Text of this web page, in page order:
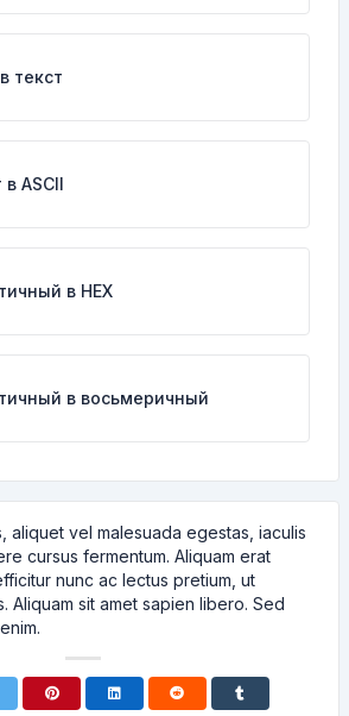
текст
в ASCII
в HEX
в восьмеричный
aliquet vel malesuada egestas, iaculis
cursus fermentum. Aliquam erat
nunc ac lectus pretium, ut
Aliquam sit amet sapien libero. Sed